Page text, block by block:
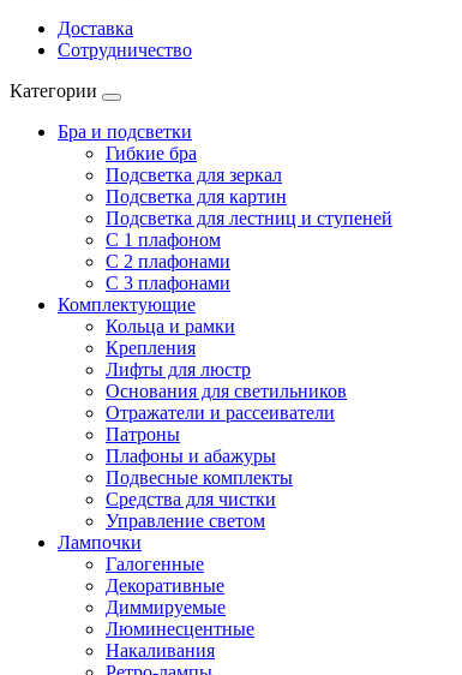
Доставка
Сотрудничество
Категории
Бра и подсветки
Гибкие бра
Подсветка для зеркал
Подсветка для картин
Подсветка для лестниц и ступеней
С 1 плафоном
С 2 плафонами
С 3 плафонами
Комплектующие
Кольца и рамки
Крепления
Лифты для люстр
Основания для светильников
Отражатели и рассеиватели
Патроны
Плафоны и абажуры
Подвесные комплекты
Средства для чистки
Управление светом
Лампочки
Галогенные
Декоративные
Диммируемые
Люминесцентные
Накаливания